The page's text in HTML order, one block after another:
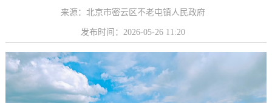
来源：北京市密云区不老屯镇人民政府
发布时间：2026-05-26 11:20